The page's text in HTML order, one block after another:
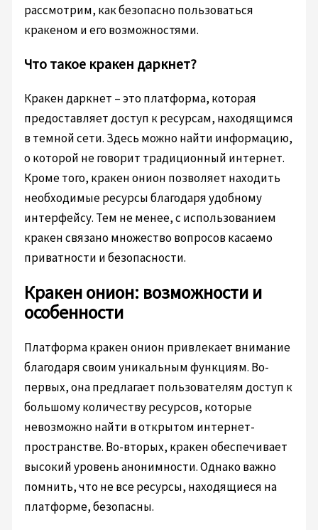
рассмотрим, как безопасно пользоваться
кракеном и его возможностями.
Что такое кракен даркнет?
Кракен даркнет – это платформа, которая
предоставляет доступ к ресурсам, находящимся
в темной сети. Здесь можно найти информацию,
о которой не говорит традиционный интернет.
Кроме того, кракен онион позволяет находить
необходимые ресурсы благодаря удобному
интерфейсу. Тем не менее, с использованием
кракен связано множество вопросов касаемо
приватности и безопасности.
Кракен онион: возможности и
особенности
Платформа кракен онион привлекает внимание
благодаря своим уникальным функциям. Во-
первых, она предлагает пользователям доступ к
большому количеству ресурсов, которые
невозможно найти в открытом интернет-
пространстве. Во-вторых, кракен обеспечивает
высокий уровень анонимности. Однако важно
помнить, что не все ресурсы, находящиеся на
платформе, безопасны.